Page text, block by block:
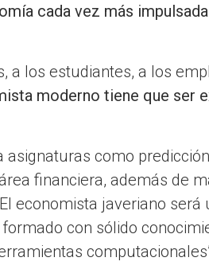
cada vez más
a los estudiantes, a los
moderno tiene que ser
como
financiera, además de
economista javeriano será
con sólido